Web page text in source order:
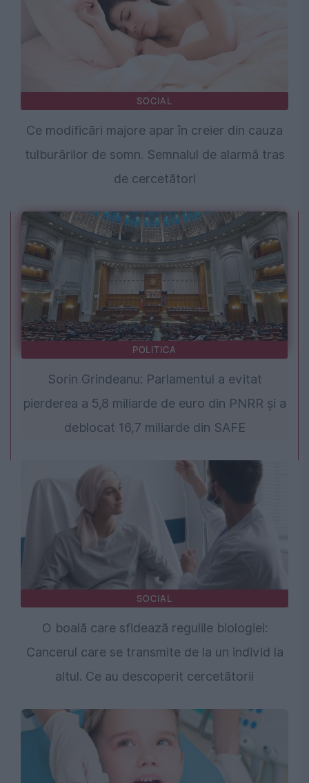
SOCIAL
Ce modificări majore apar în creier din cauza
tulburărilor de somn. Semnalul de alarmă tras
de cercetători
POLITICA
Sorin Grindeanu: Parlamentul a evitat
pierderea a 5,8 miliarde de euro din PNRR și a
deblocat 16,7 miliarde din SAFE
SOCIAL
O boală care sfidează regulile biologiei:
Cancerul care se transmite de la un individ la
altul. Ce au descoperit cercetătorii